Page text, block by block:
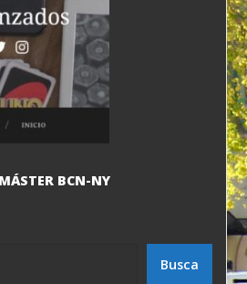
BCN-NY
Busca